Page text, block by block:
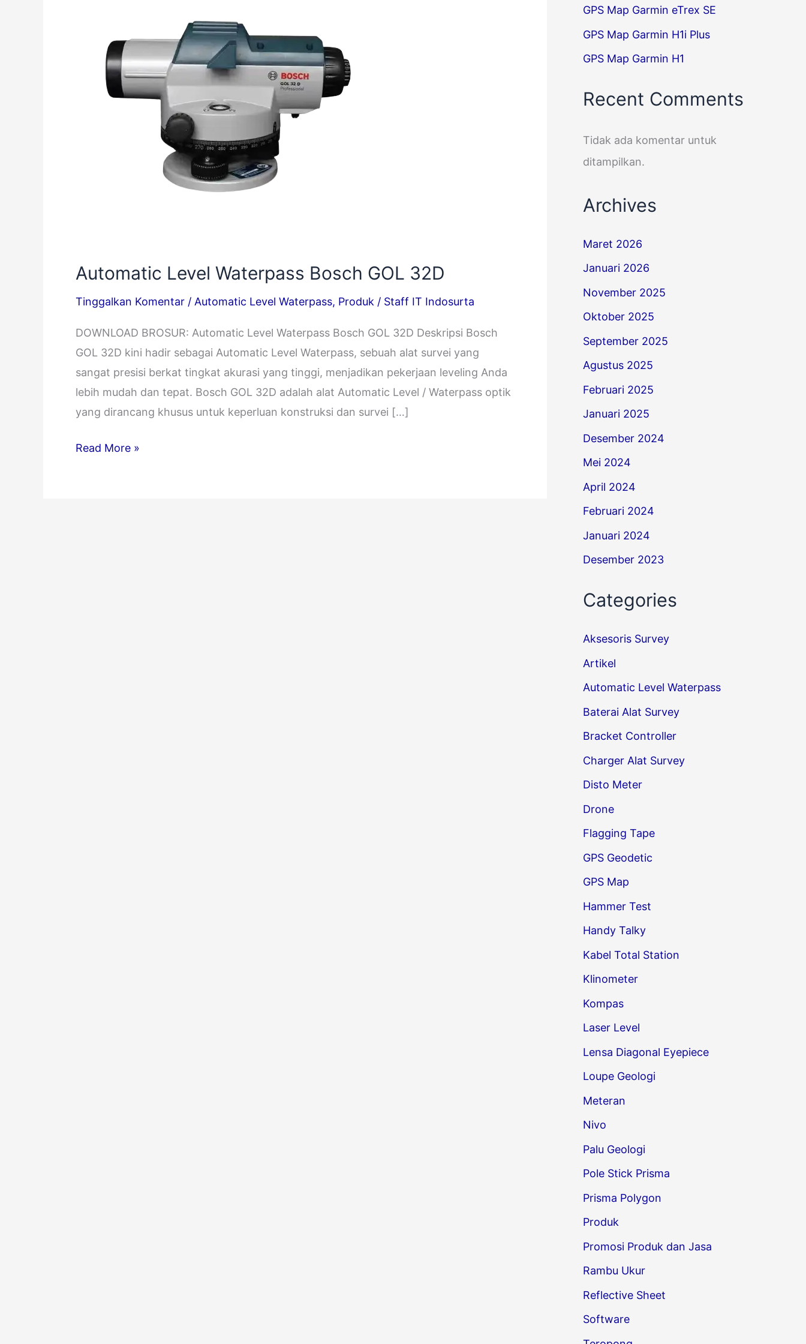
Automatic Level Waterpass Bosch GOL 32D
Tinggalkan Komentar / Automatic Level Waterpass, Produk / Staff IT Indosurta
DOWNLOAD BROSUR: Automatic Level Waterpass Bosch GOL 32D Deskripsi Bosch
GOL 32D kini hadir sebagai Automatic Level Waterpass, sebuah alat survei yang
sangat presisi berkat tingkat akurasi yang tinggi, menjadikan pekerjaan leveling Anda
lebih mudah dan tepat. Bosch GOL 32D adalah alat Automatic Level / Waterpass optik
yang dirancang khusus untuk keperluan konstruksi dan survei […]
Read More »
GPS Map Garmin eTrex SE
GPS Map Garmin H1i Plus
GPS Map Garmin H1
Recent Comments
Tidak ada komentar untuk
ditampilkan.
Archives
Maret 2026
Januari 2026
November 2025
Oktober 2025
September 2025
Agustus 2025
Februari 2025
Januari 2025
Desember 2024
Mei 2024
April 2024
Februari 2024
Januari 2024
Desember 2023
Categories
Aksesoris Survey
Artikel
Automatic Level Waterpass
Baterai Alat Survey
Bracket Controller
Charger Alat Survey
Disto Meter
Drone
Flagging Tape
GPS Geodetic
GPS Map
Hammer Test
Handy Talky
Kabel Total Station
Klinometer
Kompas
Laser Level
Lensa Diagonal Eyepiece
Loupe Geologi
Meteran
Nivo
Palu Geologi
Pole Stick Prisma
Prisma Polygon
Produk
Promosi Produk dan Jasa
Rambu Ukur
Reflective Sheet
Software